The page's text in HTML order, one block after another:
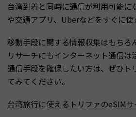
台湾到着と同時に通信が利用可能に
や交通アプリ、Uberなどをすぐに使
移動手段に関する情報収集はもちろ
リサーチにもインターネット通信は
通信手段を確保したい方は、ぜひト
てみてください。
台湾旅行に使えるトリファのeSIM